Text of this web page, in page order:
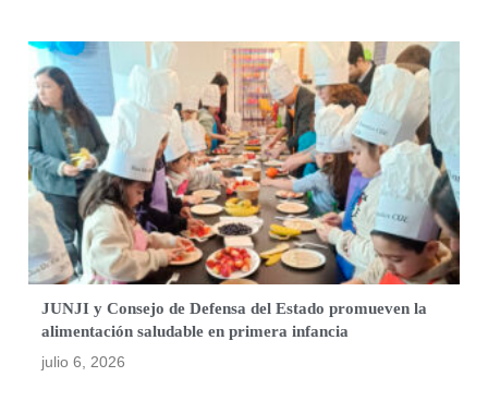
JUNJI y Consejo de Defensa del Estado promueven la
alimentación saludable en primera infancia
julio 6, 2026